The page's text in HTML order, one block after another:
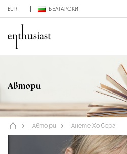
EUR БЪЛГАРСКИ
Автори
Автори Анете Хоберг